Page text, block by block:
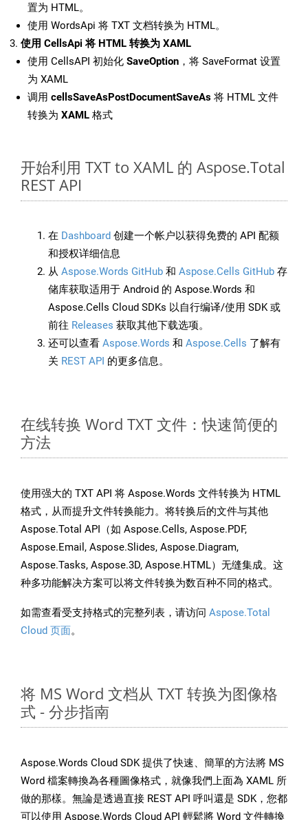
置为 HTML。
使用 WordsApi 将 TXT 文档转换为 HTML。
使用 CellsApi 将 HTML 转换为 XAML
使用 CellsAPI 初始化 SaveOption ，将 SaveFormat 设置
为 XAML
调用 cellsSaveAsPostDocumentSaveAs 将 HTML 文件
转换为 XAML 格式
开始利用 TXT to XAML 的 Aspose.Total
REST API
在 Dashboard 创建一个帐户以获得免费的 API 配额
和授权详细信息
从 Aspose.Words GitHub 和 Aspose.Cells GitHub 存
储库获取适用于 Android 的 Aspose.Words 和
Aspose.Cells Cloud SDKs 以自行编译/使用 SDK 或
前往 Releases 获取其他下载选项。
还可以查看 Aspose.Words 和 Aspose.Cells 了解有
关 REST API 的更多信息。
在线转换 Word TXT 文件：快速简便的
方法
使用强大的 TXT API 将 Aspose.Words 文件转换为 HTML
格式，从而提升文件转换能力。将转换后的文件与其他
Aspose.Total API（如 Aspose.Cells, Aspose.PDF,
Aspose.Email, Aspose.Slides, Aspose.Diagram,
Aspose.Tasks, Aspose.3D, Aspose.HTML）无缝集成。这
种多功能解决方案可以将文件转换为数百种不同的格式。
如需查看受支持格式的完整列表，请访问 Aspose.Total
Cloud 页面。
将 MS Word 文档从 TXT 转换为图像格
式 - 分步指南
Aspose.Words Cloud SDK 提供了快速、簡單的方法將 MS
Word 檔案轉換為各種圖像格式，就像我們上面為 XAML 所
做的那樣。無論是透過直接 REST API 呼叫還是 SDK，您都
可以使用 Aspose.Words Cloud API 輕鬆將 Word 文件轉換